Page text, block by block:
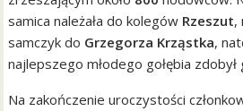
samica należała do kolegów Rzeszut,
samczyk do Grzegorza Krząstka,
najlepszego młodego gołębia zdobył
Na zakończenie uroczystości